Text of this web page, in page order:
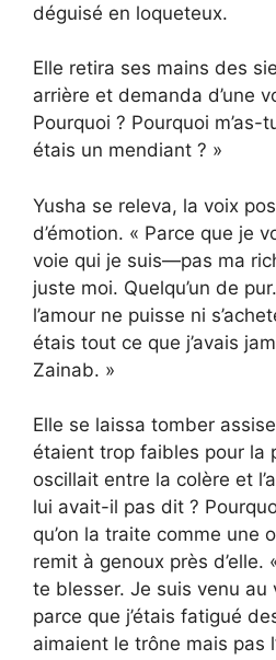
déguisé en loqueteux.
Elle retira ses mains des
arrière et demanda d’une
Pourquoi ? Pourquoi
étais un mendiant ? »
Yusha se releva, la voix
d’émotion. « Parce que je
voie qui je suis—pas ma
juste moi. Quelqu’un de
l’amour ne puisse ni
étais tout ce que j’avais
Zainab. »
Elle se laissa tomber
étaient trop faibles pour la
oscillait entre la colère et
lui avait-il pas dit ?
qu’on la traite comme une
remit à genoux près d’elle.
te blesser. Je suis venu au
parce que j’étais fatigué
aimaient le trône mais pas